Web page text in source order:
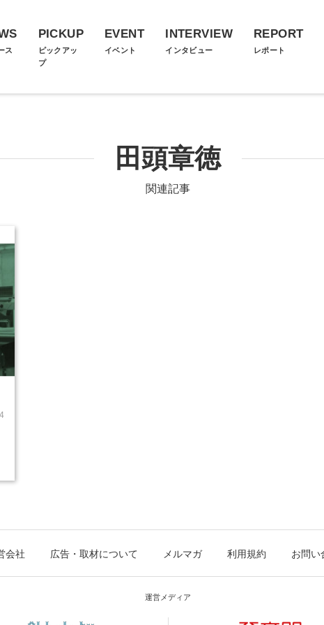
ス
PICKUP
ピックアッ
プ
EVENT
イベント
INTERVIEW
インタビュー
REPORT
レポート
田頭章徳
関連記事
会社 広告・取材について メルマガ 利用規約 お問い
運営メディア